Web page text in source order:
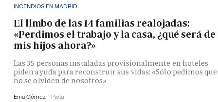
INCENDIOS EN MADRID
El limbo de las 14 familias realojadas:
«Perdimos el trabajo y la casa, ¿qué será de
mis hijos ahora?»
Las 35 personas instaladas provisionalmente en hoteles
piden ayuda para reconstruir sus vidas: «Sólo pedimos que
no se olviden de nosotros»
Enia Gómez Parla